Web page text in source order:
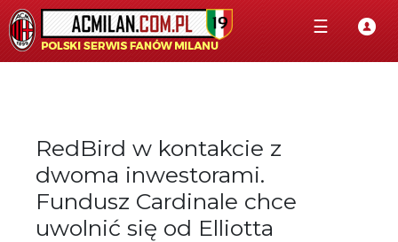
☰
RedBird w kontakcie z
dwoma inwestorami.
Fundusz Cardinale chce
uwolnić się od Elliotta